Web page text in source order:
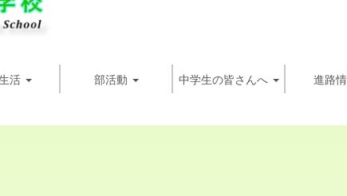
活 部活動 中学生の皆さんへ 進路